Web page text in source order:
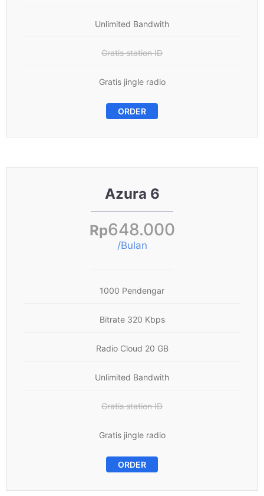
Unlimited Bandwith
Gratis station ID
Gratis jingle radio
ORDER
Azura 6
Rp648.000
/Bulan
1000 Pendengar
Bitrate 320 Kbps
Radio Cloud 20 GB
Unlimited Bandwith
Gratis station ID
Gratis jingle radio
ORDER